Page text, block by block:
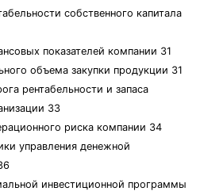
собственного капитала
показателей компании 31
объема закупки продукции 31
рентабельности и запаса
33
риска компании 34
управления денежной
инвестиционной программы